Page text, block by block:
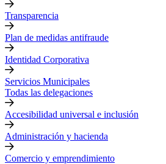
Transparencia
Plan de medidas antifraude
Identidad Corporativa
Servicios Municipales
Todas las delegaciones
Accesibilidad universal e inclusión
Administración y hacienda
Comercio y emprendimiento